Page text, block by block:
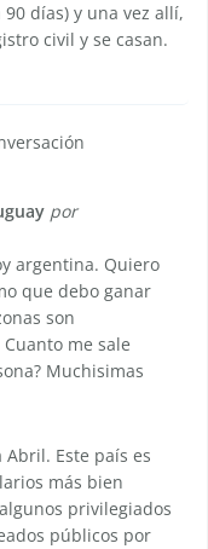
días) y una vez allí,
civil y se casan.
por
argentina. Quiero
que debo ganar
son
me sale
Muchisimas
Este país es
más bien
privilegiados
públicos por